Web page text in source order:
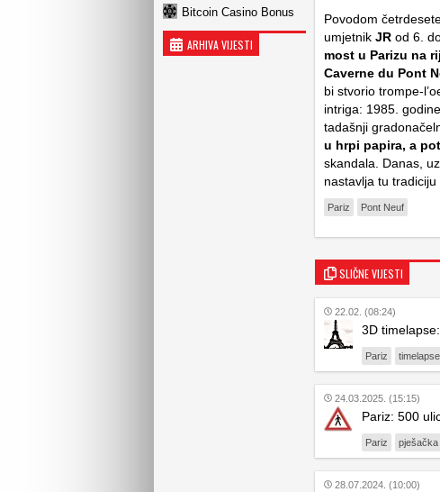
Bitcoin Casino Bonus
ARHIVA VIJESTI
Povodom
umjetnik JR od 6.
most u Parizu na
Caverne du Pont
bi stvorio trompe-
intriga: 1985.
tadašnji
u hrpi papira, a
skandala. Danas,
nastavlja tu
Pariz Pont Neuf
SLIČNE VIJESTI
22.02. (08:24)
3D
Pariz timelapse
24.03.2025. (15:15)
Pariz: 500
Pariz pješačka
28.07.2024. (10:00)